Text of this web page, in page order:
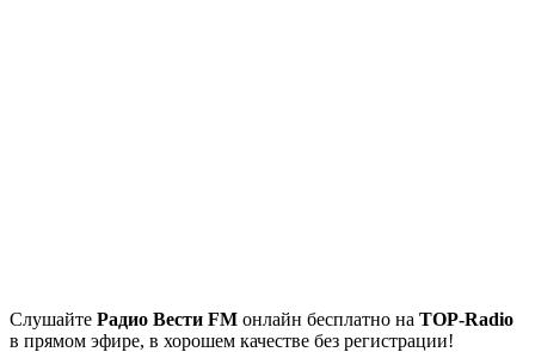
Cлушайте Радио Вести FM онлайн бесплатно на TOP-Radio
в прямом эфире, в хорошем качестве без регистрации!